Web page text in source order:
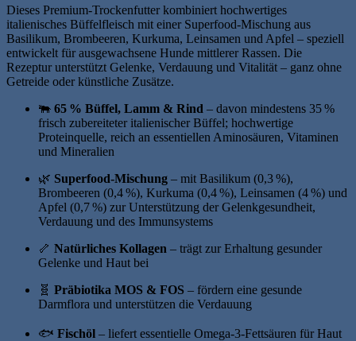
Dieses Premium-Trockenfutter kombiniert hochwertiges
italienisches Büffelfleisch mit einer Superfood-Mischung aus
Basilikum, Brombeeren, Kurkuma, Leinsamen und Apfel – speziell
entwickelt für ausgewachsene Hunde mittlerer Rassen. Die
Rezeptur unterstützt Gelenke, Verdauung und Vitalität – ganz ohne
Getreide oder künstliche Zusätze.
🐃 65 % Büffel, Lamm & Rind – davon mindestens 35 %
frisch zubereiteter italienischer Büffel; hochwertige
Proteinquelle, reich an essentiellen Aminosäuren, Vitaminen
und Mineralien
🌿 Superfood-Mischung – mit Basilikum (0,3 %),
Brombeeren (0,4 %), Kurkuma (0,4 %), Leinsamen (4 %) und
Apfel (0,7 %) zur Unterstützung der Gelenkgesundheit,
Verdauung und des Immunsystems
🦴 Natürliches Kollagen – trägt zur Erhaltung gesunder
Gelenke und Haut bei
🧬 Präbiotika MOS & FOS – fördern eine gesunde
Darmflora und unterstützen die Verdauung
🐟 Fischöl – liefert essentielle Omega‑3‑Fettsäuren für Haut